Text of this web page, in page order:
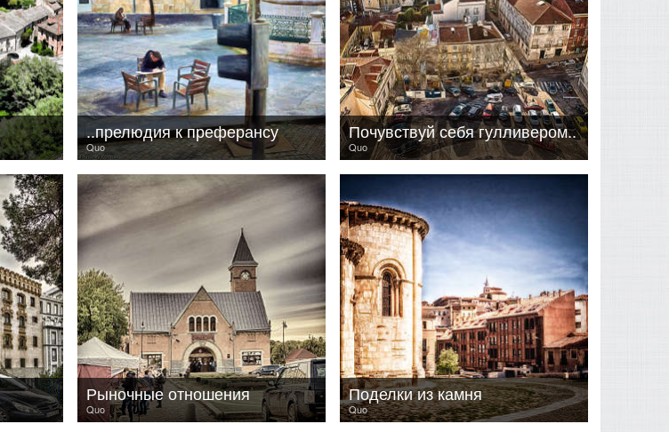
Quo
..прелюдия к преферансу
Quo
Почувствуй себя гулливером..
Quo
Рыночные отношения
Quo
Поделки из камня